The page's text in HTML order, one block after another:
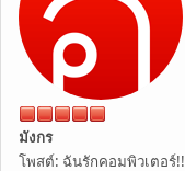
มังกร
โพสต์: ฉันรักคอมพิวเตอร์!!